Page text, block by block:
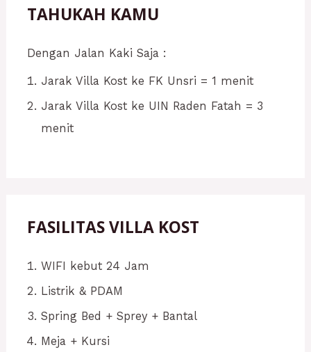
TAHUKAH KAMU
Dengan Jalan Kaki Saja :
Jarak Villa Kost ke FK Unsri = 1 menit
Jarak Villa Kost ke UIN Raden Fatah = 3
menit
FASILITAS VILLA KOST
WIFI kebut 24 Jam
Listrik & PDAM
Spring Bed + Sprey + Bantal
Meja + Kursi